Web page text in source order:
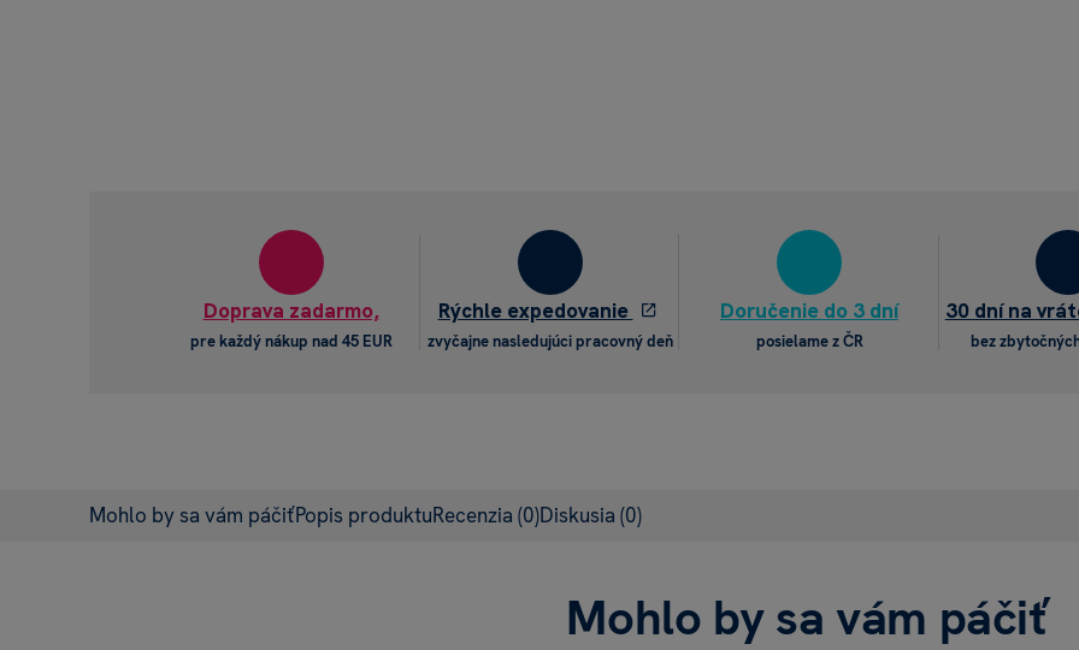
Doprava zadarmo,
pre každý nákup nad 45 EUR
Rýchle expedovanie
zvyčajne nasledujúci pracovný deň
Doručenie do 3 dní
posielame z ČR
30 dní na
bez
Mohlo by sa vám páčiťPopis produktuRecenzia (0)Diskusia (0)
Mohlo by sa vám páčiť